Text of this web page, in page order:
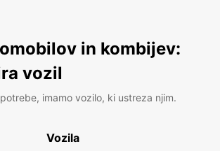
in kombijev:
vozil
imamo vozilo, ki ustreza njim.
Vozila